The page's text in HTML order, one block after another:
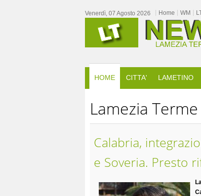
Venerdì, 07 Agosto 2026 Home WM
HOME CITTA' LAMETINO
Lamezia Terme
Calabria,
e Soveria. Presto